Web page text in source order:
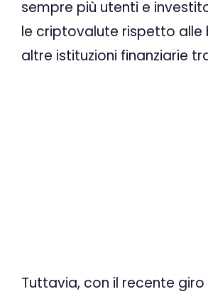
sempre più utenti e
le criptovalute rispetto alle
altre istituzioni finanziarie
Tuttavia, con il recente giro